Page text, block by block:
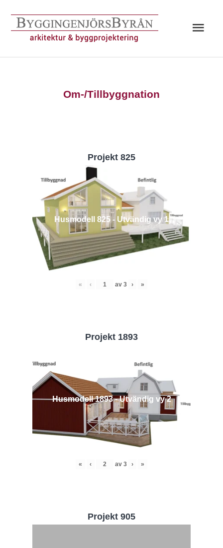
innehåll
Om-/Tillbyggnation
Projekt 825
Husmodell 825 - Utvändig vy 1
« ‹ av 3 › »
Projekt 1893
Husmodell 1893 - Utvändig vy 2
« ‹ av 3 › »
Projekt 905